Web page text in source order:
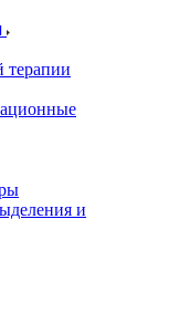
терапии
и